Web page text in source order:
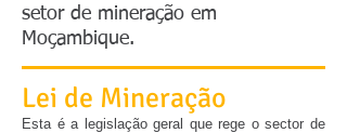
setor de mineração em
Moçambique.
Lei de Mineração
Esta é a legislação geral que rege o sector de